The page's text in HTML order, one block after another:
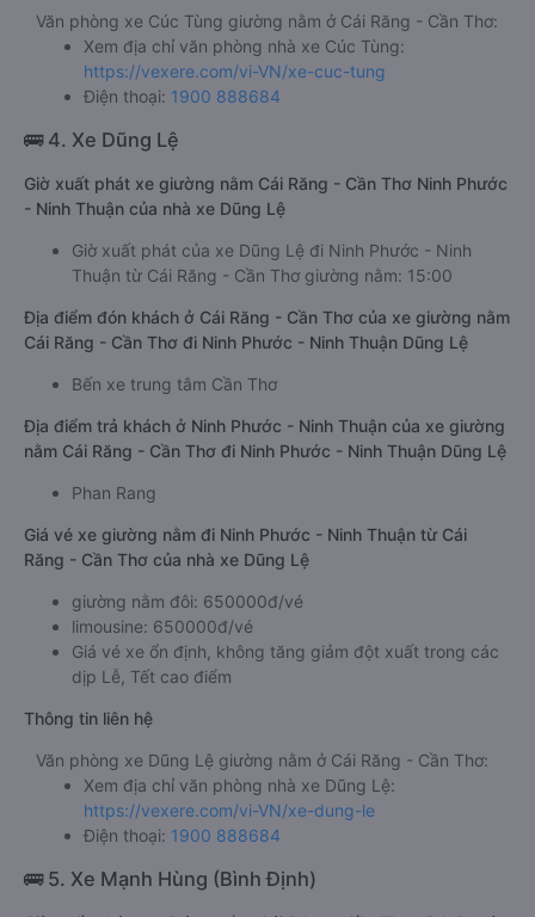
Văn phòng xe Cúc Tùng giường nằm ở Cái Răng - Cần Thơ:
Xem địa chỉ văn phòng nhà xe Cúc Tùng:
https://vexere.com/vi-VN/xe-cuc-tung
Điện thoại: 1900 888684
🚌 4. Xe Dũng Lệ
Giờ xuất phát xe giường nằm Cái Răng - Cần Thơ Ninh Phước
- Ninh Thuận của nhà xe Dũng Lệ
Giờ xuất phát của xe Dũng Lệ đi Ninh Phước - Ninh
Thuận từ Cái Răng - Cần Thơ giường nằm: 15:00
Địa điểm đón khách ở Cái Răng - Cần Thơ của xe giường nằm
Cái Răng - Cần Thơ đi Ninh Phước - Ninh Thuận Dũng Lệ
Bến xe trung tâm Cần Thơ
Địa điểm trả khách ở Ninh Phước - Ninh Thuận của xe giường
nằm Cái Răng - Cần Thơ đi Ninh Phước - Ninh Thuận Dũng Lệ
Phan Rang
Giá vé xe giường nằm đi Ninh Phước - Ninh Thuận từ Cái
Răng - Cần Thơ của nhà xe Dũng Lệ
giường nằm đôi: 650000đ/vé
limousine: 650000đ/vé
Giá vé xe ổn định, không tăng giảm đột xuất trong các
dịp Lễ, Tết cao điểm
Thông tin liên hệ
Văn phòng xe Dũng Lệ giường nằm ở Cái Răng - Cần Thơ:
Xem địa chỉ văn phòng nhà xe Dũng Lệ:
https://vexere.com/vi-VN/xe-dung-le
Điện thoại: 1900 888684
🚌 5. Xe Mạnh Hùng (Bình Định)